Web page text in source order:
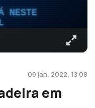
NESTE
09 jan, 2022, 13:08
em